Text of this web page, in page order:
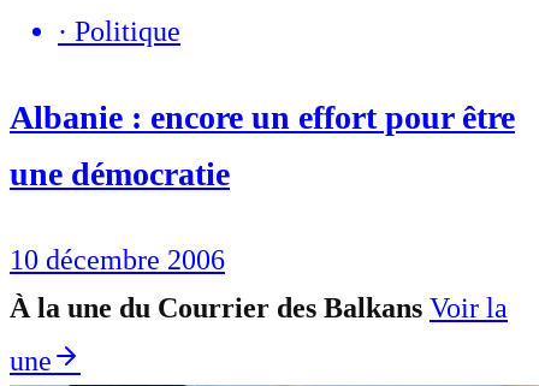
· Politique
Albanie : encore un effort pour être
une démocratie
10 décembre 2006
À la une du Courrier des Balkans Voir la
une